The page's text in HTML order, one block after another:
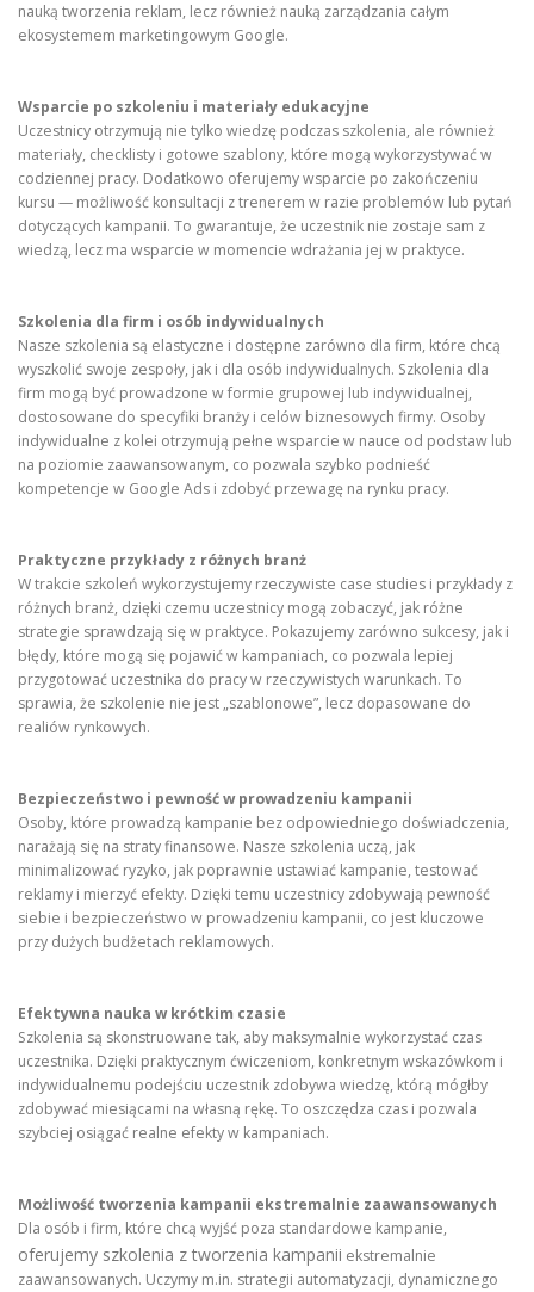
nauką tworzenia reklam, lecz również nauką zarządzania całym
ekosystemem marketingowym Google.
Wsparcie po szkoleniu i materiały edukacyjne
Uczestnicy otrzymują nie tylko wiedzę podczas szkolenia, ale również
materiały, checklisty i gotowe szablony, które mogą wykorzystywać w
codziennej pracy. Dodatkowo oferujemy wsparcie po zakończeniu
kursu — możliwość konsultacji z trenerem w razie problemów lub pytań
dotyczących kampanii. To gwarantuje, że uczestnik nie zostaje sam z
wiedzą, lecz ma wsparcie w momencie wdrażania jej w praktyce.
Szkolenia dla firm i osób indywidualnych
Nasze szkolenia są elastyczne i dostępne zarówno dla firm, które chcą
wyszkolić swoje zespoły, jak i dla osób indywidualnych. Szkolenia dla
firm mogą być prowadzone w formie grupowej lub indywidualnej,
dostosowane do specyfiki branży i celów biznesowych firmy. Osoby
indywidualne z kolei otrzymują pełne wsparcie w nauce od podstaw lub
na poziomie zaawansowanym, co pozwala szybko podnieść
kompetencje w Google Ads i zdobyć przewagę na rynku pracy.
Praktyczne przykłady z różnych branż
W trakcie szkoleń wykorzystujemy rzeczywiste case studies i przykłady z
różnych branż, dzięki czemu uczestnicy mogą zobaczyć, jak różne
strategie sprawdzają się w praktyce. Pokazujemy zarówno sukcesy, jak i
błędy, które mogą się pojawić w kampaniach, co pozwala lepiej
przygotować uczestnika do pracy w rzeczywistych warunkach. To
sprawia, że szkolenie nie jest „szablonowe”, lecz dopasowane do
realiów rynkowych.
Bezpieczeństwo i pewność w prowadzeniu kampanii
Osoby, które prowadzą kampanie bez odpowiedniego doświadczenia,
narażają się na straty finansowe. Nasze szkolenia uczą, jak
minimalizować ryzyko, jak poprawnie ustawiać kampanie, testować
reklamy i mierzyć efekty. Dzięki temu uczestnicy zdobywają pewność
siebie i bezpieczeństwo w prowadzeniu kampanii, co jest kluczowe
przy dużych budżetach reklamowych.
Efektywna nauka w krótkim czasie
Szkolenia są skonstruowane tak, aby maksymalnie wykorzystać czas
uczestnika. Dzięki praktycznym ćwiczeniom, konkretnym wskazówkom i
indywidualnemu podejściu uczestnik zdobywa wiedzę, którą mógłby
zdobywać miesiącami na własną rękę. To oszczędza czas i pozwala
szybciej osiągać realne efekty w kampaniach.
Możliwość tworzenia kampanii ekstremalnie zaawansowanych
Dla osób i firm, które chcą wyjść poza standardowe kampanie,
oferujemy szkolenia z tworzenia kampanii ekstremalnie
zaawansowanych. Uczymy m.in. strategii automatyzacji, dynamicznego